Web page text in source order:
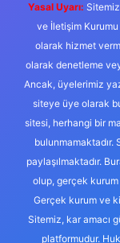
Yasal Uyarı:
ve İletişim Kurumu
olarak hizmet
olarak denetleme
Ancak, üyelerimiz
siteye üye olarak
sitesi, herhangi bir
bulunmamaktadır.
paylaşılmaktadır.
olup, gerçek kurum
Gerçek kurum ve
Sitemiz, kar amacı
platformudur.